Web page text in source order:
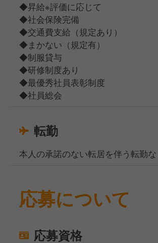
◆昇給※評価に応じて
◆社会保険完備
◆交通費支給（規定あり）
◆まかない（規定有）
◆制服貸与
◆研修制度あり
◆最優秀社員表彰制度
◆社員総会
転勤
本人の承諾のない転居を伴う転勤な
応募について
応募資格